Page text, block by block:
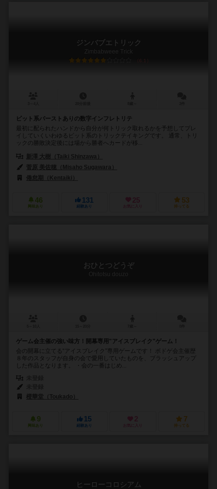
ジンバブエトリック
Zimbabweee Trick
6.1
ビット系バーストありの数字インフレトリテ
最初に配られたハンドから自分が何トリック取れるかを予想してプレ
イしていくいわゆるビット系のトリックテイキングです。 通常、トリ
ックの勝敗決定後には場から勝者へカードが移...
新澤 大樹（Taiki Shinzawa）
菅原 美佐穂（Misaho Sugawara）
倦怠期（Kentaiki）
46
興味あり
131
経験あり
25
お気に入り
53
持ってる
おひとつどうぞ
Ohitotsu douzo
ゲーム会主催の強い味方！開幕専用"アイスブレイク"ゲーム！
会の開幕に立てる“アイスブレイク”専用ゲームです！ ボドゲ会主催歴
８年のスタッフが自身の会で愛用していたものを、ブラッシュアップ
した作品となります。 ・会の一番はじめ...
橙華堂（Toukado）
9
興味あり
15
経験あり
2
お気に入り
7
持ってる
ヒーローコロシアム